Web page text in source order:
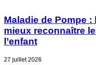
Maladie de Pompe :
mieux reconnaître
l’enfant
27 juillet 2026